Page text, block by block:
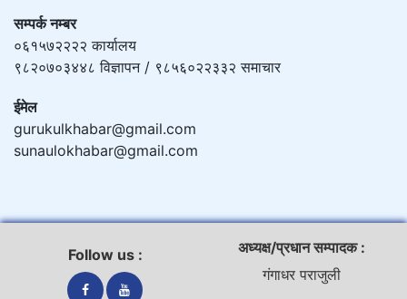
सम्पर्क नम्बर
०६१५७२२२२ कार्यालय
९८२०७०३४४८ विज्ञापन / ९८५६०२२३३२ समाचार
ईमेल
gurukulkhabar@gmail.com
sunaulokhabar@gmail.com
Follow us :
अध्यक्ष/प्रधान सम्पादक :
गंगाधर पराजुली